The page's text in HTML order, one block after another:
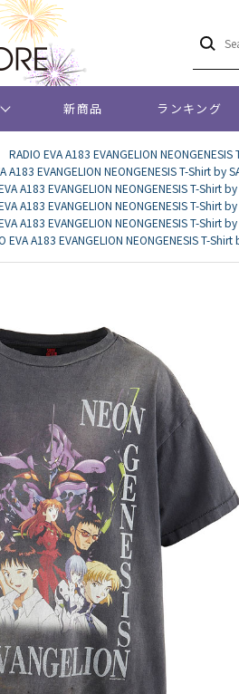
新商品 ランキング
RADIO EVA A183 EVANGELION
A183 EVANGELION NEONGENESIS T-Shirt by
A183 EVANGELION NEONGENESIS T-Shirt
A183 EVANGELION NEONGENESIS T-Shirt
A183 EVANGELION NEONGENESIS T-Shirt
EVA A183 EVANGELION NEONGENESIS T-